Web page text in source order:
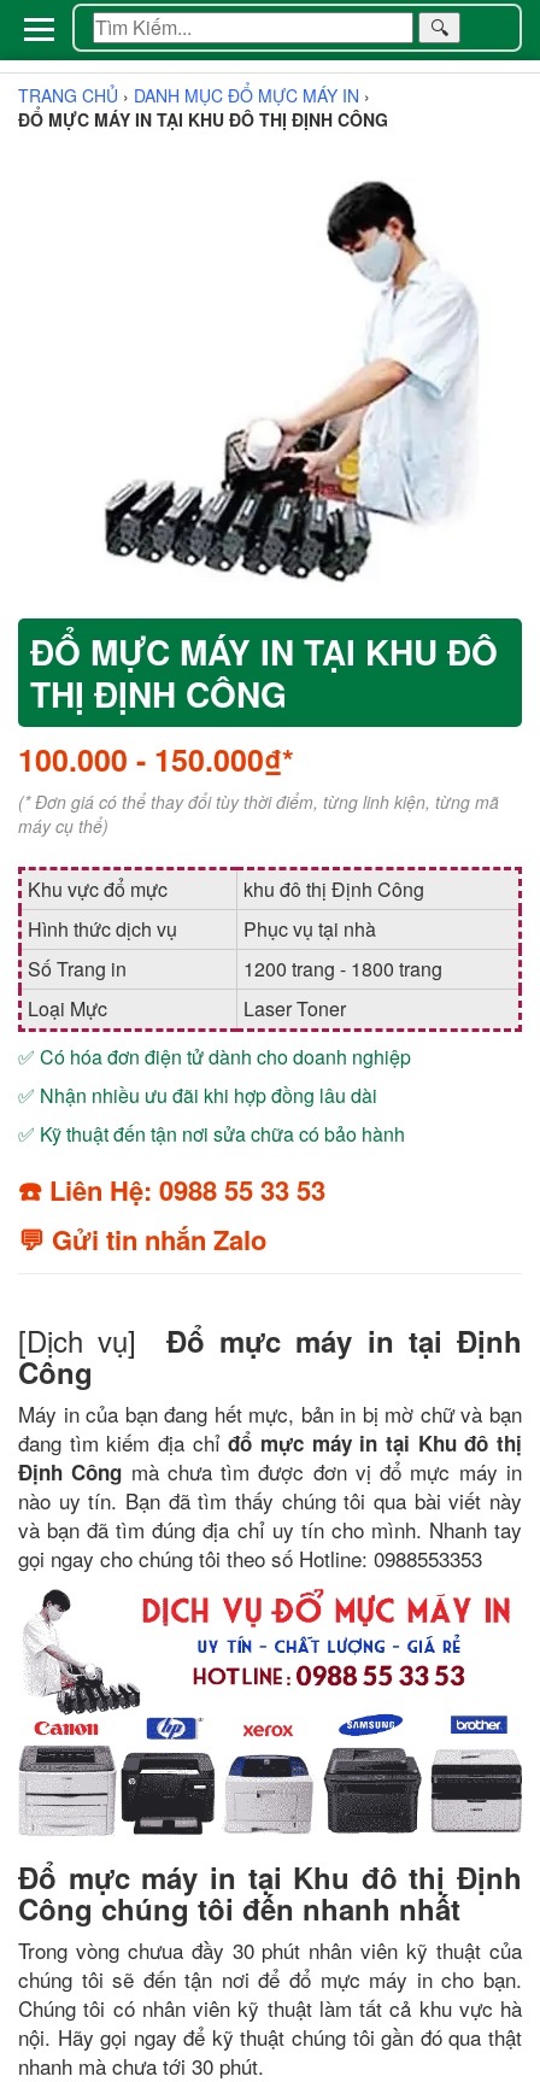
🔍
TRANG CHỦ › DANH MỤC ĐỔ MỰC MÁY IN ›
ĐỔ MỰC MÁY IN TẠI KHU ĐÔ THỊ ĐỊNH CÔNG
ĐỔ MỰC MÁY IN TẠI KHU ĐÔ
THỊ ĐỊNH CÔNG
100.000 - 150.000₫*
(* Đơn giá có thể thay đổi tùy thời điểm, từng linh kiện, từng mã
máy cụ thể)
Khu vực đổ mực
khu đô thị Định Công
Hình thức dịch vụ
Phục vụ tại nhà
Số Trang in
1200 trang - 1800 trang
Loại Mực
Laser Toner
✅ Có hóa đơn điện tử dành cho doanh nghiệp
✅ Nhận nhiều ưu đãi khi hợp đồng lâu dài
✅ Kỹ thuật đến tận nơi sửa chữa có bảo hành
☎️ Liên Hệ: 0988 55 33 53
💬 Gửi tin nhắn Zalo
[Dịch vụ] Đổ mực máy in tại Định
Công
Máy in của bạn đang hết mực, bản in bị mờ chữ và bạn
đang tìm kiếm địa chỉđổ mực máy in tại Khu đô thị
Định Công mà chưa tìm được đơn vị đổ mực máy in
nào uy tín. Bạn đã tìm thấy chúng tôi qua bài viết này
và bạn đã tìm đúng địa chỉ uy tín cho mình. Nhanh tay
gọi ngay cho chúng tôi theo số Hotline: 0988553353
Đổ mực máy in tại Khu đô thị Định
Công chúng tôi đến nhanh nhất
Trong vòng chưua đầy 30 phút nhân viên kỹ thuật của
chúng tôi sẽ đến tận nơi để đổ mực máy in cho bạn.
Chúng tôi có nhân viên kỹ thuật làm tất cả khu vực hà
nội. Hãy gọi ngay để kỹ thuật chúng tôi gần đó qua thật
nhanh mà chưa tới 30 phút.